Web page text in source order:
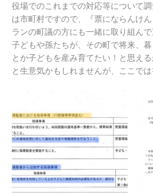
役場でのこれまでの対応等について
は市町村ですので、『票にならんけ
ランの町議の方にも一緒に取り組んで
子どもや孫たちが、その町で将来、
とか子どもを産み育てたい！と思え
と生意気かもしれませんが、ここでは